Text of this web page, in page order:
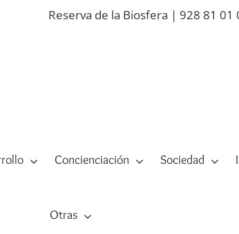
Reserva de la Biosfera | 928 81 01
Concienciación Sociedad
Otras